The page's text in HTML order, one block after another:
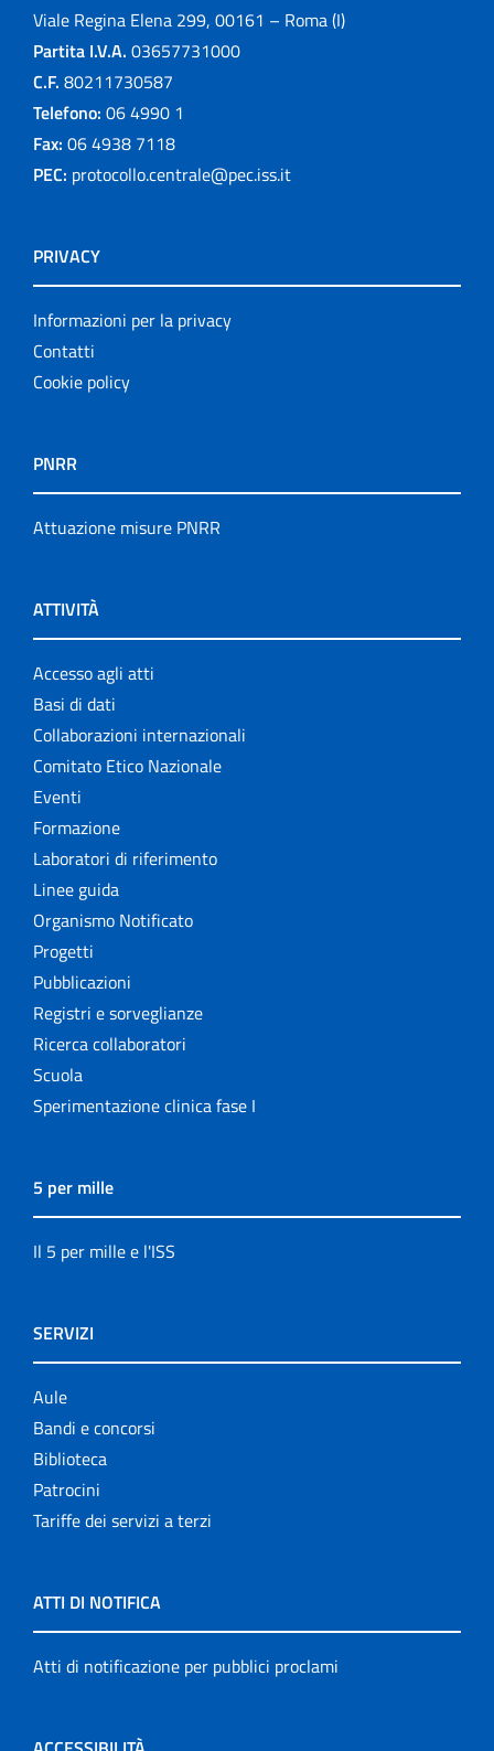
Viale Regina Elena 299, 00161 – Roma (I)
Partita I.V.A. 03657731000
C.F. 80211730587
Telefono: 06 4990 1
Fax: 06 4938 7118
PEC: protocollo.centrale@pec.iss.it
PRIVACY
Informazioni per la privacy
Contatti
Cookie policy
PNRR
Attuazione misure PNRR
ATTIVITÀ
Accesso agli atti
Basi di dati
Collaborazioni internazionali
Comitato Etico Nazionale
Eventi
Formazione
Laboratori di riferimento
Linee guida
Organismo Notificato
Progetti
Pubblicazioni
Registri e sorveglianze
Ricerca collaboratori
Scuola
Sperimentazione clinica fase I
5 per mille
Il 5 per mille e l'ISS
SERVIZI
Aule
Bandi e concorsi
Biblioteca
Patrocini
Tariffe dei servizi a terzi
ATTI DI NOTIFICA
Atti di notificazione per pubblici proclami